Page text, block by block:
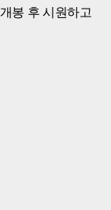
봉 후 시원하고